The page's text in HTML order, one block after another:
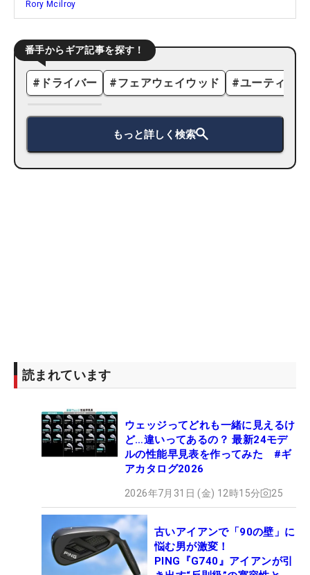
Rory Mcilroy
番手からギア記事を探す！
# ドライバー #フェアウェイウッド #ユーティリ
もっと詳しく検索
読まれています
ウェッジってどれも一緒に見えるけ
ど…違いってあるの？ 最新24モデ
ルの性能早見表を作ってみた #ギ
アカタログ2026
2026年7月31日 (金) 12時15分 25
古いアイアンで「90の壁」に
悩む男が激変！
PING『G740』アイアンが引